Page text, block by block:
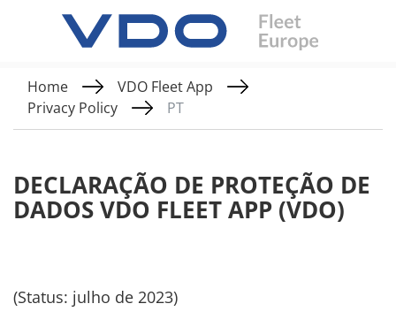
Home
VDO Fleet App
Privacy Policy
PT
DECLARAÇÃO DE PROTEÇÃO DE
DADOS VDO FLEET APP (VDO)
(Status: julho de 2023)